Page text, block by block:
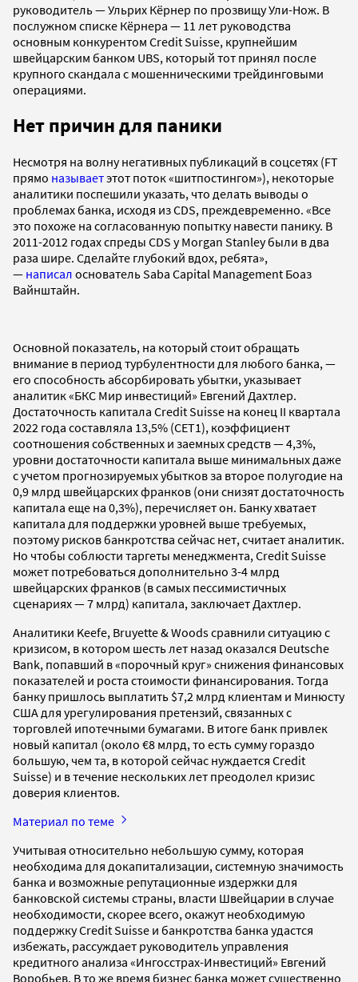
руководитель — Ульрих Кёрнер по прозвищу Ули-Нож. В
послужном списке Кёрнера — 11 лет руководства
основным конкурентом Credit Suisse, крупнейшим
швейцарским банком UBS, который тот принял после
крупного скандала с мошенническими трейдинговыми
операциями.
Нет причин для паники
Несмотря на волну негативных публикаций в соцсетях (FT
прямо называетэтот поток «шитпостингом»), некоторые
аналитики поспешили указать, что делать выводы о
проблемах банка, исходя из CDS, преждевременно. «Все
это похоже на согласованную попытку навести панику. В
2011-2012 годах спреды CDS у Morgan Stanley были в два
раза шире. Сделайте глубокий вдох, ребята»,
— написал основатель Saba Capital Management Боаз
Вайнштайн.
Основной показатель, на который стоит обращать
внимание в период турбулентности для любого банка, —
его способность абсорбировать убытки, указывает
аналитик «БКС Мир инвестиций» Евгений Дахтлер.
Достаточность капитала Credit Suisse на конец II квартала
2022 года составляла 13,5% (CET1), коэффициент
соотношения собственных и заемных средств — 4,3%,
уровни достаточности капитала выше минимальных даже
с учетом прогнозируемых убытков за второе полугодие на
0,9 млрд швейцарских франков (они снизят достаточность
капитала еще на 0,3%), перечисляет он. Банку хватает
капитала для поддержки уровней выше требуемых,
поэтому рисков банкротства сейчас нет, считает аналитик.
Но чтобы соблюсти таргеты менеджмента, Credit Suisse
может потребоваться дополнительно 3-4 млрд
швейцарских франков (в самых пессимистичных
сценариях — 7 млрд) капитала, заключает Дахтлер.
Аналитики Keefe, Bruyette & Woods сравнили ситуацию с
кризисом, в котором шесть лет назад оказался Deutsche
Bank, попавший в «порочный круг» снижения финансовых
показателей и роста стоимости финансирования. Тогда
банку пришлось выплатить $7,2 млрд клиентам и Минюсту
США для урегулирования претензий, связанных с
торговлей ипотечными бумагами. В итоге банк привлек
новый капитал (около €8 млрд, то есть сумму гораздо
большую, чем та, в которой сейчас нуждается Credit
Suisse) и в течение нескольких лет преодолел кризис
доверия клиентов.
Материал по теме
Учитывая относительно небольшую сумму, которая
необходима для докапитализации, системную значимость
банка и возможные репутационные издержки для
банковской системы страны, власти Швейцарии в случае
необходимости, скорее всего, окажут необходимую
поддержку Credit Suisse и банкротства банка удастся
избежать, рассуждает руководитель управления
кредитного анализа «Ингосстрах-Инвестиций» Евгений
Воробьев. В то же время бизнес банка может существенно